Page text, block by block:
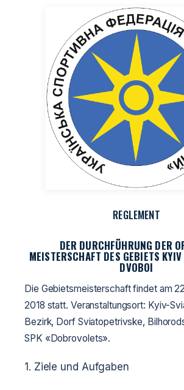
REGLEMENT
DER DURCHFÜHRUNG DER
MEISTERSCHAFT DES GEBIETS
DVOBOI
Die Gebietsmeisterschaft findet am
2018 statt. Veranstaltungsort: Kyiv-
Bezirk, Dorf Sviatopetrivske,
SPK «Dobrovolets».
1. Ziele und Aufgaben